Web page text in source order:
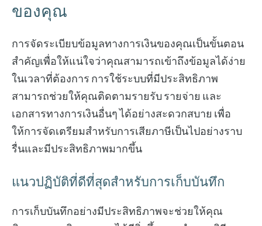
ของคุณ
การจัดระเบียบข้อมูลทางการเงินของคุณเป็นขั้นตอน
สำคัญเพื่อให้แน่ใจว่าคุณสามารถเข้าถึงข้อมูลได้ง่าย
ในเวลาที่ต้องการ การใช้ระบบที่มีประสิทธิภาพ
สามารถช่วยให้คุณติดตามรายรับ รายจ่าย และ
เอกสารทางการเงินอื่นๆ ได้อย่างสะดวกสบาย เพื่อ
ให้การจัดเตรียมสำหรับการเสียภาษีเป็นไปอย่างราบ
รื่นและมีประสิทธิภาพมากขึ้น
แนวปฏิบัติที่ดีที่สุดสำหรับการเก็บบันทึก
การเก็บบันทึกอย่างมีประสิทธิภาพจะช่วยให้คุณ